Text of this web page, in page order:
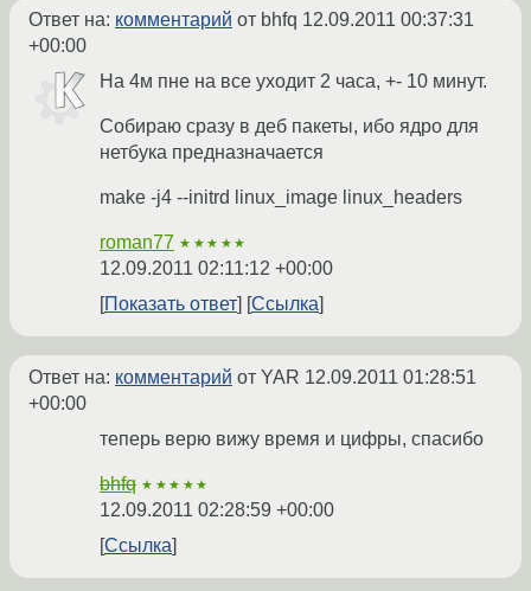
Ответ на: комментарий от bhfq 12.09.2011 00:37:31
+00:00
На 4м пне на все уходит 2 часа, +- 10 минут.
Собираю сразу в деб пакеты, ибо ядро для
нетбука предназначается
make -j4 --initrd linux_image linux_headers
roman77 ★★★★★
12.09.2011 02:11:12 +00:00
Показать ответ
Ссылка
Ответ на: комментарий от YAR 12.09.2011 01:28:51
+00:00
теперь верю вижу время и цифры, спасибо
bhfq ★★★★★
12.09.2011 02:28:59 +00:00
Ссылка